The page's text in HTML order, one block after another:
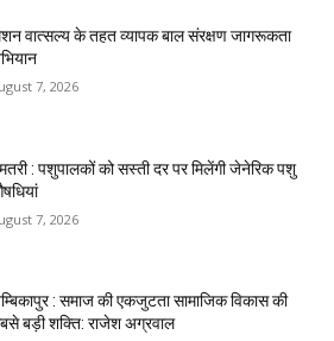
वात्सल्य के तहत व्यापक बाल संरक्षण जागरूकता
7, 2026
: पशुपालकों को सस्ती दर पर मिलेंगी जेनेरिक पशु
7, 2026
: समाज की एकजुटता सामाजिक विकास की
बड़ी शक्ति: राजेश अग्रवाल